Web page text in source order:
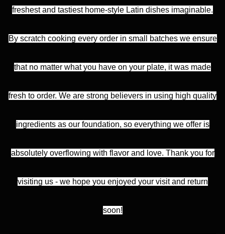
freshest and tastiest home-style Latin dishes imaginable.
By scratch cooking every order in small batches we ensure
that no matter what you have on your plate, it was made
fresh to order. We are strong believers in using high quality
ingredients as our foundation, so everything we offer is
absolutely overflowing with flavor and love. Thank you for
visiting us - we hope you enjoyed your visit and return
soon!